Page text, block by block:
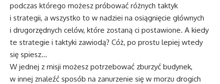
podczas którego możesz próbować różnych taktyk
i strategii, a wszystko to w nadziei na osiągnięcie głównych
i drugorzędnych celów, które zostaną ci postawione. A kiedy
te strategie i taktyki zawiodą? Cóż, po prostu lepiej wtedy
się spiesz…
W jednej z misji możesz potrzebować zburzyć budynek,
w innej znaleźć sposób na zanurzenie się w morzu drogich